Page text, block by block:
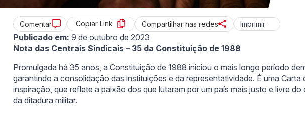
Comentar Copiar Link Compartilhar nas redes Imprimir
Publicado em: 9 de outubro de 2023
Nota das Centrais Sindicais – 35 da Constituição de 1988
Promulgada há 35 anos, a Constituição de 1988 iniciou o mais longo período
garantindo a consolidação das instituições e da representatividade. É uma Carta
inspiração, que reflete a paixão dos que lutaram por um país mais justo e livre
da ditadura militar.